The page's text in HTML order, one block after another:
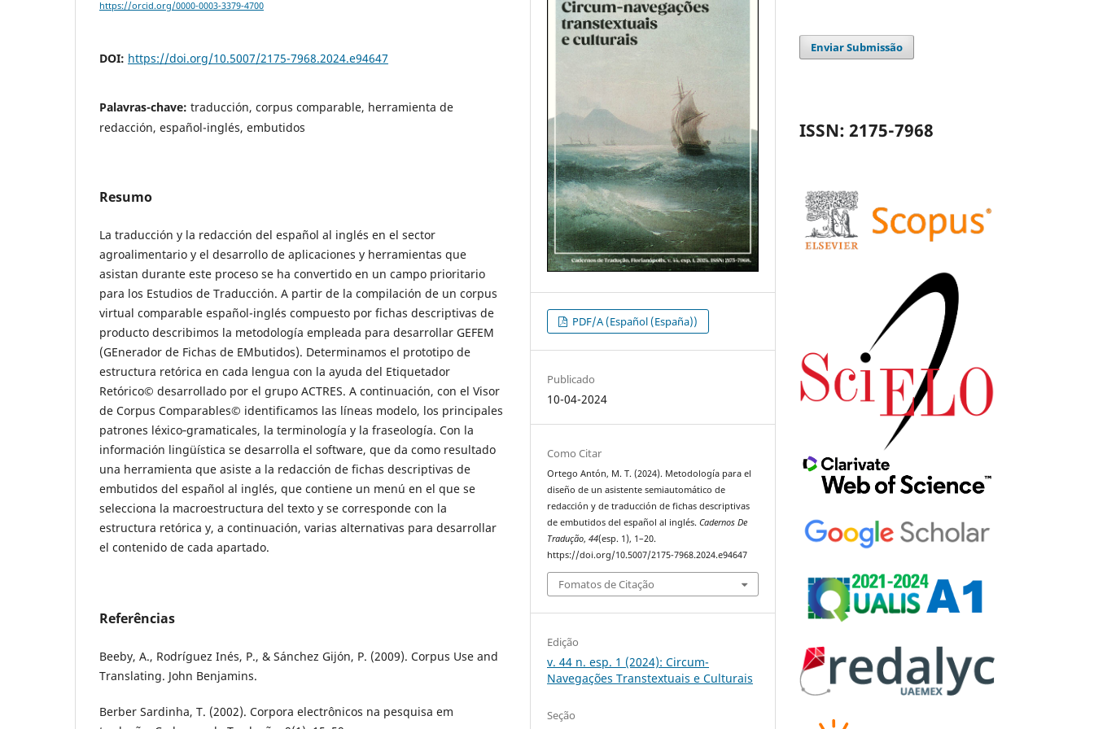
https://orcid.org/0000-0003-3379-4700
DOI: https://doi.org/10.5007/2175-7968.2024.e94647
Palavras-chave: traducción, corpus comparable, herramienta de
redacción, español-inglés, embutidos
Resumo
La traducción y la redacción del español al inglés en el sector
agroalimentario y el desarrollo de aplicaciones y herramientas que
asistan durante este proceso se ha convertido en un campo prioritario
para los Estudios de Traducción. A partir de la compilación de un corpus
virtual comparable español-inglés compuesto por fichas descriptivas de
producto describimos la metodología empleada para desarrollar GEFEM
(GEnerador de Fichas de EMbutidos). Determinamos el prototipo de
estructura retórica en cada lengua con la ayuda del Etiquetador
Retórico© desarrollado por el grupo ACTRES. A continuación, con el Visor
de Corpus Comparables© identificamos las líneas modelo, los principales
patrones léxico‑gramaticales, la terminología y la fraseología. Con la
información lingüística se desarrolla el software, que da como resultado
una herramienta que asiste a la redacción de fichas descriptivas de
embutidos del español al inglés, que contiene un menú en el que se
selecciona la macroestructura del texto y se corresponde con la
estructura retórica y, a continuación, varias alternativas para desarrollar
el contenido de cada apartado.
Referências
Beeby, A., Rodríguez Inés, P., & Sánchez Gijón, P. (2009). Corpus Use and
Translating. John Benjamins.
Berber Sardinha, T. (2002). Corpora electrônicos na pesquisa em
PDF/A (Español (España))
Publicado
10-04-2024
Como Citar
Ortego Antón, M. T. (2024). Metodología para el
diseño de un asistente semiautomático de
redacción y de traducción de fichas descriptivas
de embutidos del español al inglés.Cadernos De
Tradução,44(esp. 1), 1–20.
https://doi.org/10.5007/2175-7968.2024.e94647
Fomatos de Citação
Edição
v. 44 n. esp. 1 (2024): Circum-
Navegações Transtextuais e Culturais
Seção
Enviar Submissão
ISSN: 2175-7968